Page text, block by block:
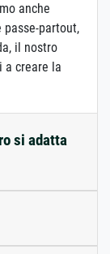
anche
partout,
il nostro
a creare la
si adatta